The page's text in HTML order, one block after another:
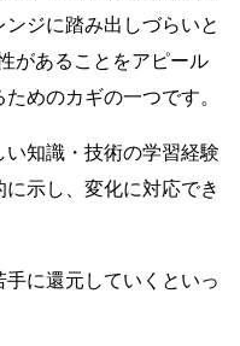
ジに踏み出しづらいと
があることをアピール
めのカギの一つです。
知識・技術の学習経験
示し、変化に対応でき
に還元していくといっ